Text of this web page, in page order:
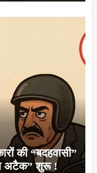
की “बदहवासी”
अटैक” शुरू !